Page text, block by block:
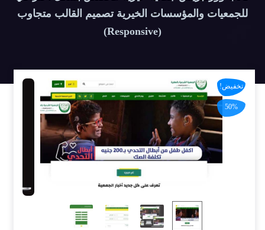
للجمعيات والمؤسسات الخيرية تصميم القالب متجاوب
(Responsive)
تخفيض!
50%